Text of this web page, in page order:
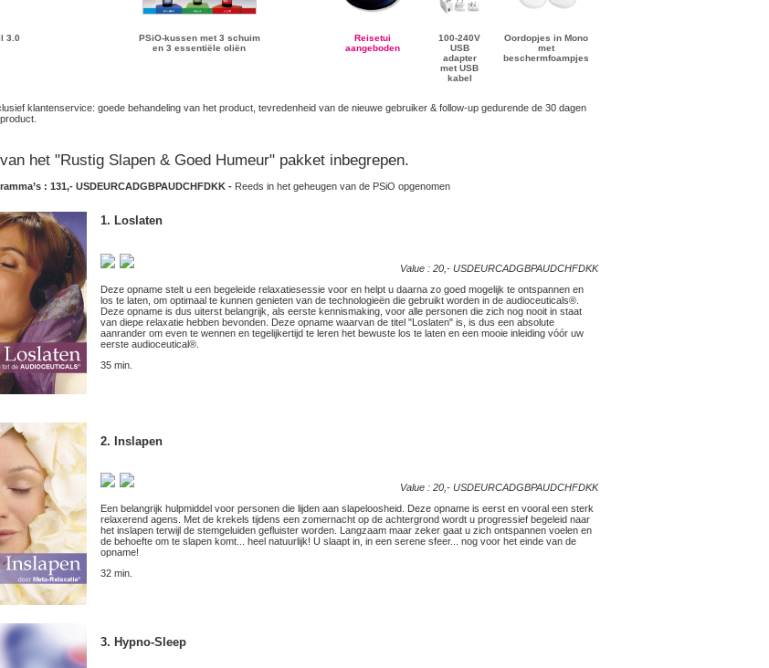
3.0
PSiO-kussen met 3 schuim
en 3 essentiële oliën
Reisetui
aangeboden
100-240V
USB
adapter
met USB
kabel
Oordopjes in Mono
met
beschermfoampjes
klantenservice: goede behandeling van het product, tevredenheid van de nieuwe gebruiker & follow-up gedurende de 30 dagen
het "Rustig Slapen & Goed Humeur" pakket inbegrepen.
: 131,- USDEURCADGBPAUDCHFDKK - Reeds in het geheugen van de PSiO opgenomen
1. Loslaten
Value : 20,- USDEURCADGBPAUDCHFDKK
Deze opname stelt u een begeleide relaxatiesessie voor en helpt u daarna zo goed mogelijk te ontspannen en
los te laten, om optimaal te kunnen genieten van de technologieën die gebruikt worden in de audioceuticals®.
Deze opname is dus uiterst belangrijk, als eerste kennismaking, voor alle personen die zich nog nooit in staat
van diepe relaxatie hebben bevonden. Deze opname waarvan de titel "Loslaten" is, is dus een absolute
aanrander om even te wennen en tegelijkertijd te leren het bewuste los te laten en een mooie inleiding vóór uw
eerste audioceutical®.
35 min.
2. Inslapen
Value : 20,- USDEURCADGBPAUDCHFDKK
Een belangrijk hulpmiddel voor personen die lijden aan slapeloosheid. Deze opname is eerst en vooral een sterk
relaxerend agens. Met de krekels tijdens een zomernacht op de achtergrond wordt u progressief begeleid naar
het inslapen terwijl de stemgeluiden gefluister worden. Langzaam maar zeker gaat u zich ontspannen voelen en
de behoefte om te slapen komt... heel natuurlijk! U slaapt in, in een serene sfeer... nog voor het einde van de
opname!
32 min.
3. Hypno-Sleep